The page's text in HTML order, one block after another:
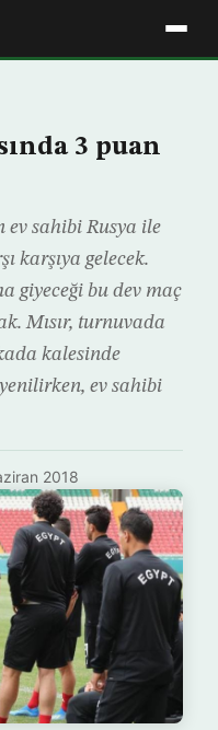
3 puan
ev sahibi Rusya ile
karşıya gelecek.
giyeceği bu dev maç
Mısır, turnuvada
kalesinde
ev sahibi
2018